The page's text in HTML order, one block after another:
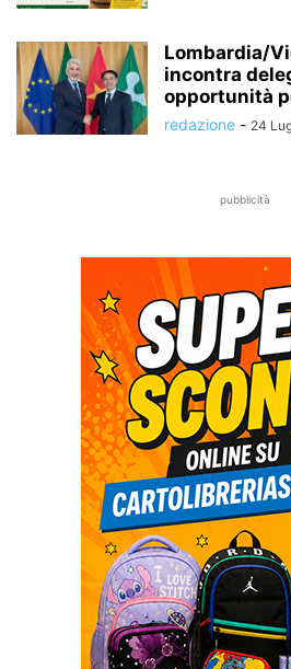
Lombardia/
incontra
opportunità
redazione - 24
pubblicità